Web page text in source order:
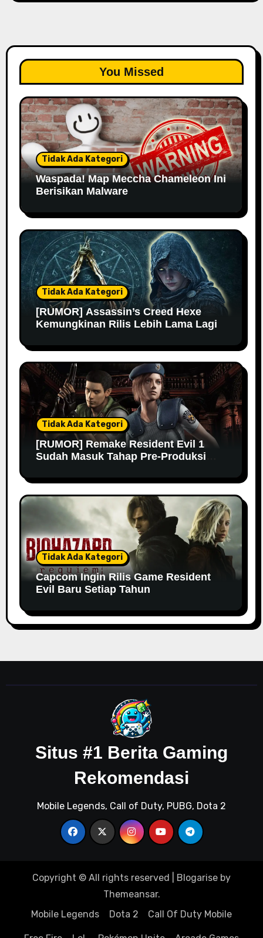
You Missed
Tidak Ada Kategori
Waspada! Map Meccha Chameleon Ini
Berisikan Malware
Tidak Ada Kategori
[RUMOR] Assassin’s Creed Hexe
Kemungkinan Rilis Lebih Lama Lagi
Tidak Ada Kategori
[RUMOR] Remake Resident Evil 1
Sudah Masuk Tahap Pre-Produksi
Tidak Ada Kategori
Capcom Ingin Rilis Game Resident
Evil Baru Setiap Tahun
Situs #1 Berita Gaming
Rekomendasi
Mobile Legends, Call of Duty, PUBG, Dota 2
Copyright © All rights reserved Blogarise by
Themeansar.
Mobile Legends
Dota 2 Call Of Duty Mobile